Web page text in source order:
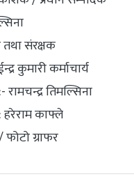
संरक्षक
कुमारी कर्माचार्य
रामचन्द्र तिमल्सिना
हरेराम काफ्ले
ग्राफर